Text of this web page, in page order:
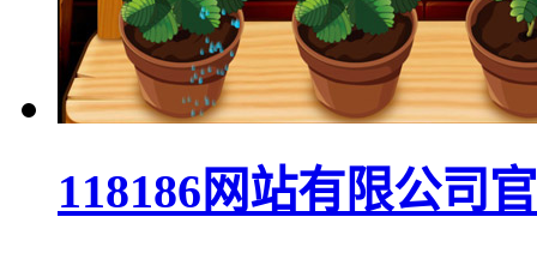
118186网站有限公司